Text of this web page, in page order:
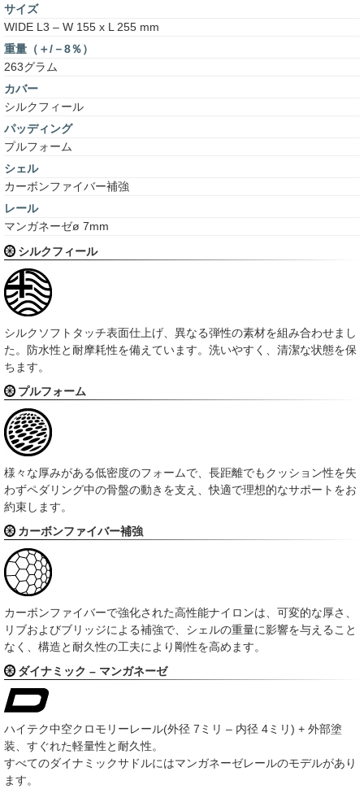
サイズ
WIDE L3 – W 155 x L 255 mm
重量（＋/－8％）
263グラム
カバー
シルクフィール
パッディング
プルフォーム
シェル
カーボンファイバー補強
レール
マンガネーゼø 7mm
シルクフィール
シルクソフトタッチ表面仕上げ、異なる弾性の素材を組み合わせまし
た。防水性と耐摩耗性を備えています。洗いやすく、清潔な状態を保
ちます。
プルフォーム
様々な厚みがある低密度のフォームで、長距離でもクッション性を失
わずペダリング中の骨盤の動きを支え、快適で理想的なサポートをお
約束します。
カーボンファイバー補強
カーボンファイバーで強化された高性能ナイロンは、可変的な厚さ、
リブおよびブリッジによる補強で、シェルの重量に影響を与えること
なく、構造と耐久性の工夫により剛性を高めます。
ダイナミック – マンガネーゼ
ハイテク中空クロモリーレール(外径 7ミリ – 内径 4ミリ) + 外部塗
装、すぐれた軽量性と耐久性。
すべてのダイナミックサドルにはマンガネーゼレールのモデルがあり
ます。